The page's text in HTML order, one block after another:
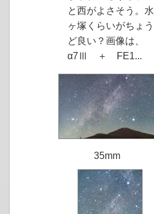
と西がよさそう。水
ヶ塚くらいがちょう
ど良い？画像は、
α7Ⅲ ＋ FE1...
35mm